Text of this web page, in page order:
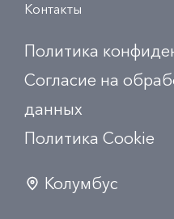
Контакты
Политика
Согласие на
данных
Политика Сookie
Колумбус